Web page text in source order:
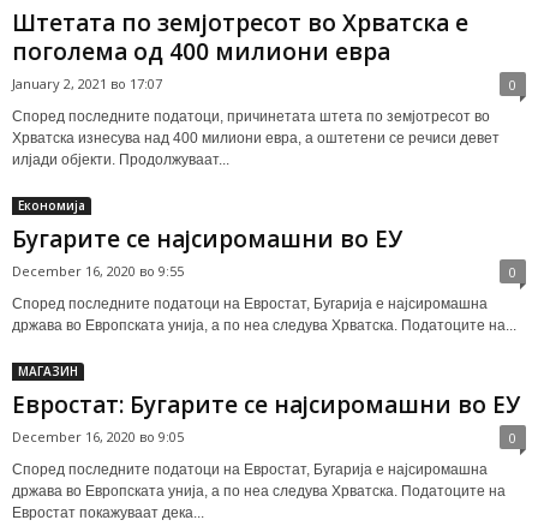
Штетата по земјотресот во Хрватска е
поголема од 400 милиони евра
January 2, 2021 во 17:07 0
Според последните податоци, причинетата штета по земјотресот во
Хрватска изнесува над 400 милиони евра, а оштетени се речиси девет
илјади објекти. Продолжуваат...
Економија
Бугарите се најсиромашни во ЕУ
December 16, 2020 во 9:55 0
Според последните податоци на Евростат, Бугарија е најсиромашна
држава во Европската унија, а по неа следува Хрватска. Податоците на...
МАГАЗИН
Евростат: Бугарите се најсиромашни во ЕУ
December 16, 2020 во 9:05 0
Според последните податоци на Евростат, Бугарија е најсиромашна
држава во Европската унија, а по неа следува Хрватска. Податоците на
Евростат покажуваат дека...